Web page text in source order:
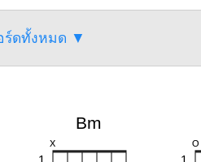
ร์ดทั้งหมด ▼
Bm
X O